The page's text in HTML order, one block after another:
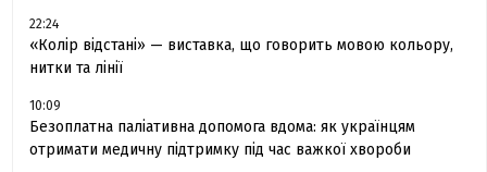
22:24
«Колір відстані» — виставка, що говорить мовою кольору,
нитки та лінії
10:09
Безоплатна паліативна допомога вдома: як українцям
отримати медичну підтримку під час важкої хвороби